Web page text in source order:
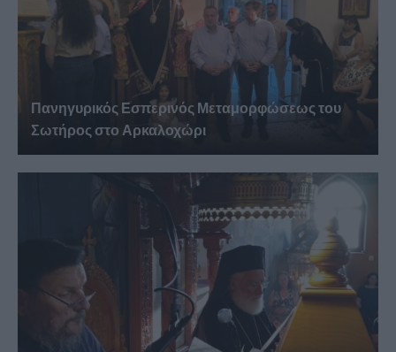
Πανηγυρικός Εσπερινός Μεταμορφώσεως του
Σωτήρος στο Αρκαλοχώρι